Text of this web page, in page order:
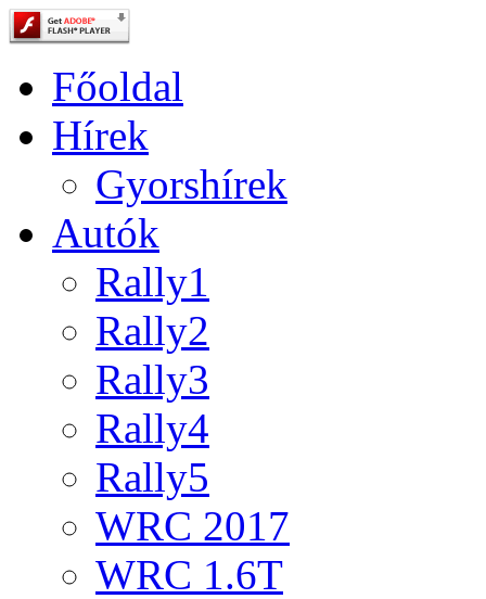
Főoldal
Hírek
Gyorshírek
Autók
Rally1
Rally2
Rally3
Rally4
Rally5
WRC 2017
WRC 1.6T